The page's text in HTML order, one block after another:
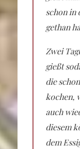
schon in
gethan
Zwei
gießt
die
kochen,
auch
diesem
dem